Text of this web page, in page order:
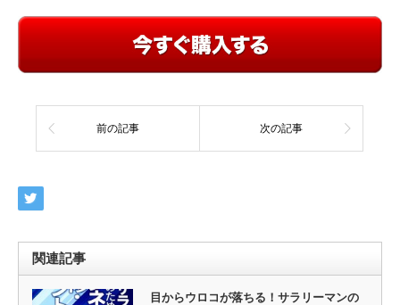
前の記事 次の記事
関連記事
目からウロコが落ちる！サラリーマンの